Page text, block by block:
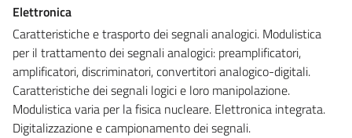
Elettronica
Caratteristiche e trasporto dei segnali analogici. Modulistica
per il trattamento dei segnali analogici: preamplificatori,
amplificatori, discriminatori, convertitori analogico-digitali.
Caratteristiche dei segnali logici e loro manipolazione.
Modulistica varia per la fisica nucleare. Elettronica integrata.
Digitalizzazione e campionamento dei segnali.